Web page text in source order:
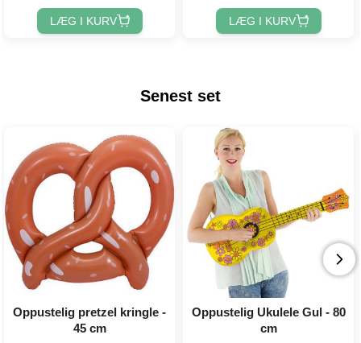
LÆG I KURV LÆG I KURV
Senest set
Oppustelig pretzel kringle -
45 cm
Oppustelig Ukulele Gul - 80
cm